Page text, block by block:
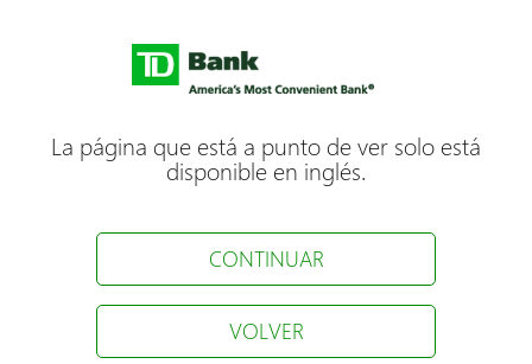
La página que está a punto de ver solo está
disponible en inglés.
CONTINUAR
VOLVER